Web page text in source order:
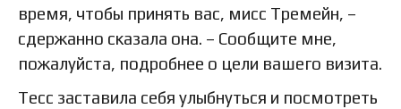
время, чтобы принять вас, мисс Тремейн, –
сдержанно сказала она. – Сообщите мне,
пожалуйста, подробнее о цели вашего визита.
Тесс заставила себя улыбнуться и посмотреть